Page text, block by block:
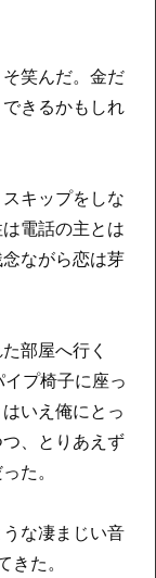
笑んだ。金だ
きるかもしれ
キップをしな
電話の主とは
ながら恋は芽
部屋へ行く
プ椅子に座っ
いえ俺にとっ
、とりあえず
た。
な凄まじい音
た。